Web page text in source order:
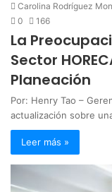
Carolina Rodríguez
0
166
La
Sector
Planeación
Por: Henry Tao –
actualización sobre
Leer más »